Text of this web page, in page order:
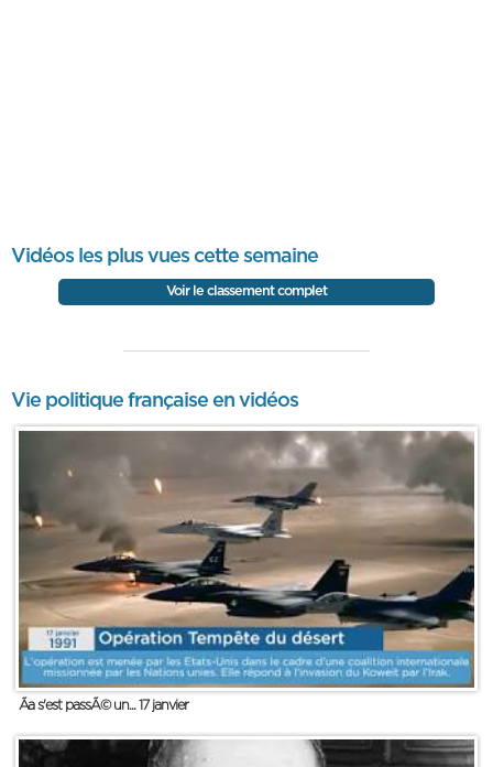
Vidéos les plus vues cette semaine
Voir le classement complet
Vie politique française en vidéos
Ãa s'est passÃ© un... 17 janvier